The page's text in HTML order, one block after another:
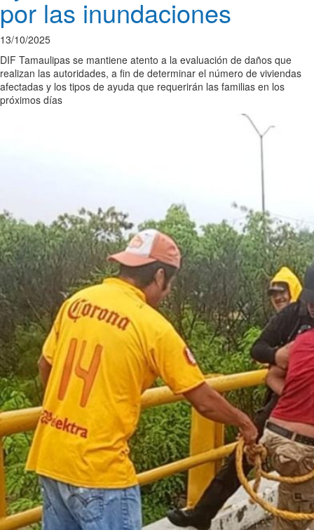
por las inundaciones
13/10/2025
DIF Tamaulipas se mantiene atento a la evaluación de daños que
realizan las autoridades, a fin de determinar el número de viviendas
afectadas y los tipos de ayuda que requerirán las familias en los
próximos días